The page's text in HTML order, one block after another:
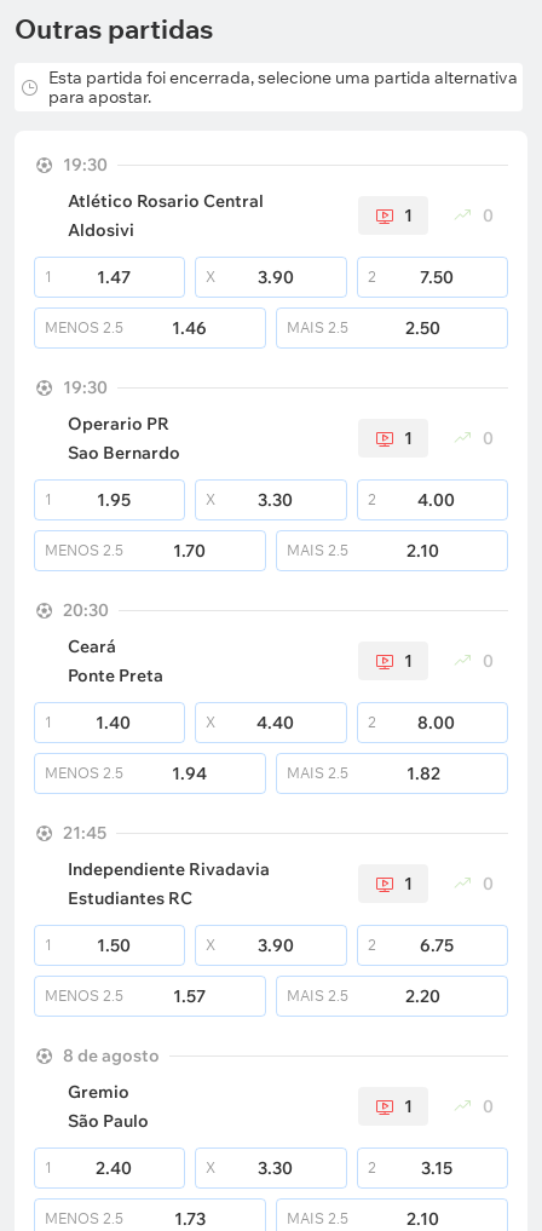
Outras partidas
Esta partida foi encerrada, selecione uma partida alternativa
para apostar.
19:30
Atlético Rosario Central
Aldosivi
1 0
1 1.47 X 3.90 2 7.50
MENOS 2.5 1.46 MAIS 2.5 2.50
19:30
Operario PR
Sao Bernardo
1 0
1 1.95 X 3.30 2 4.00
MENOS 2.5 1.70 MAIS 2.5 2.10
20:30
Ceará
Ponte Preta
1 0
1 1.40 X 4.40 2 8.00
MENOS 2.5 1.94 MAIS 2.5 1.82
21:45
Independiente Rivadavia
Estudiantes RC
1 0
1 1.50 X 3.90 2 6.75
MENOS 2.5 1.57 MAIS 2.5 2.20
8 de agosto
Gremio
São Paulo
1 0
1 2.40 X 3.30 2 3.15
MENOS 2.5 1.73 MAIS 2.5 2.10